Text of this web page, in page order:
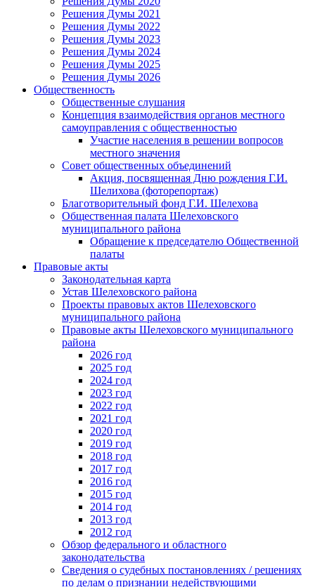
Решения Думы 2021
Решения Думы 2022
Решения Думы 2023
Решения Думы 2024
Решения Думы 2025
Решения Думы 2026
Общественность
Общественные слушания
Концепция взаимодействия органов местного
самоуправления с общественностью
Участие населения в решении вопросов
местного значения
Совет общественных объединений
Акция, посвященная Дню рождения Г.И.
Шелихова (фоторепортаж)
Благотворительный фонд Г.И. Шелехова
Общественная палата Шелеховского
муниципального района
Обращение к председателю Общественной
палаты
Правовые акты
Законодательная карта
Устав Шелеховского района
Проекты правовых актов Шелеховского
муниципального района
Правовые акты Шелеховского муниципального
района
2026 год
2025 год
2024 год
2023 год
2022 год
2021 год
2020 год
2019 год
2018 год
2017 год
2016 год
2015 год
2014 год
2013 год
2012 год
Обзор федерального и областного
законодательства
Сведения о судебных постановлениях / решениях
по делам о признании недействующими